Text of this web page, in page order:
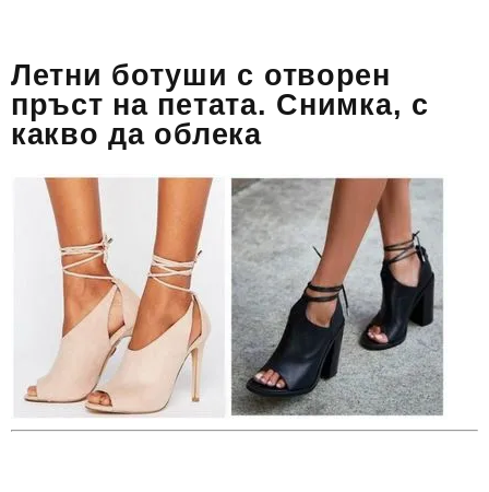
Летни ботуши с отворен
пръст на петата. Снимка, с
какво да облека